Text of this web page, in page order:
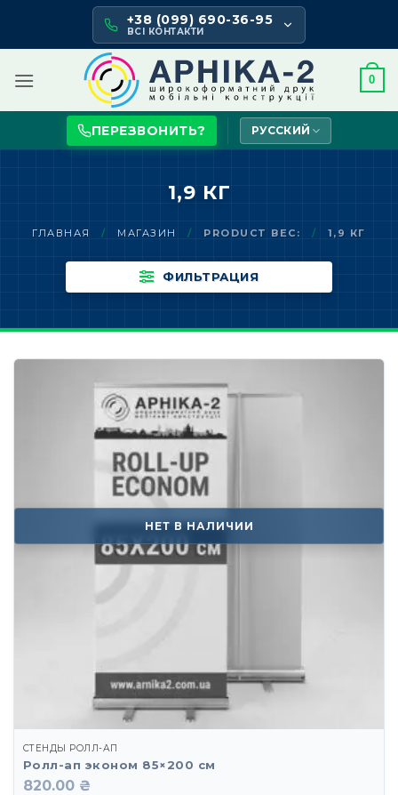
content
+38 (099) 690-36-95
ВСІ КОНТАКТИ
0
ПЕРЕЗВОНИТЬ? РУССКИЙ
1,9 КГ
ГЛАВНАЯ / МАГАЗИН / PRODUCT ВЕС: / 1,9 КГ
ФИЛЬТРАЦИЯ
НЕТ В НАЛИЧИИ
СТЕНДЫ РОЛЛ-АП
Ролл-ап эконом 85×200 см
820.00 ₴